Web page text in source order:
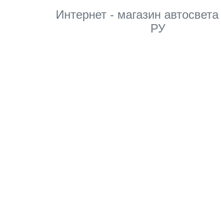
Интернет - магазин
РУ